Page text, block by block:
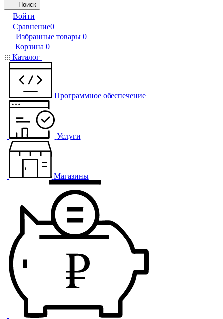
Поиск
Войти
Сравнение0
Избранные товары 0
Корзина 0
Каталог
Программное обеспечение
Услуги
Магазины